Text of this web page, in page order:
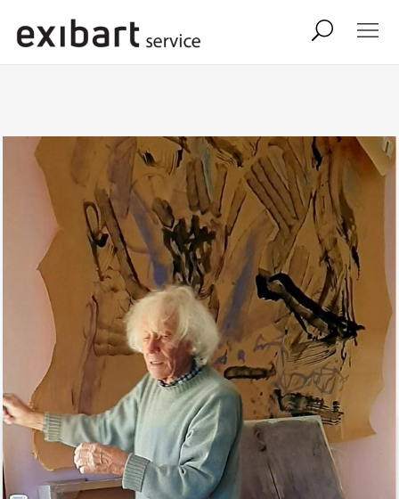
shop
abbonamento
onpaper digital
exibart team exibart.com
contatti
termini e condizioni
privacy
il mio account
Exibart.service - Exibartlab srl Via Placido Zurla 49b - 00176 Roma